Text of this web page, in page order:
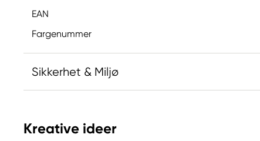
EAN
Fargenummer
Sikkerhet & Miljø
allergisk reaksjon.
Advarsel! Farlige respirable dråper kan dannes
Kreative ideer